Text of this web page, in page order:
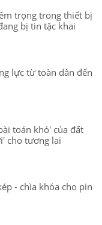
trọng trong thiết bị
bị tin tặc khai
lực từ toàn dân đến
toán khó' của đất
cho tương lai
- chìa khóa cho pin